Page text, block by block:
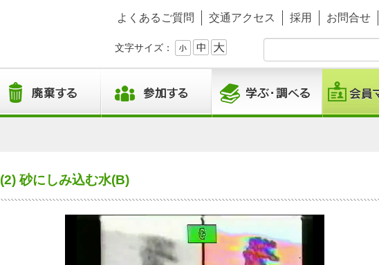
よくあるご質問 交通アクセス 採用 お問合せ
文字サイズ：
(2) 砂にしみ込む水(B)